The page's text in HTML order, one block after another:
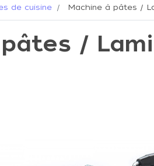
de cuisine Machine à pâtes /
/